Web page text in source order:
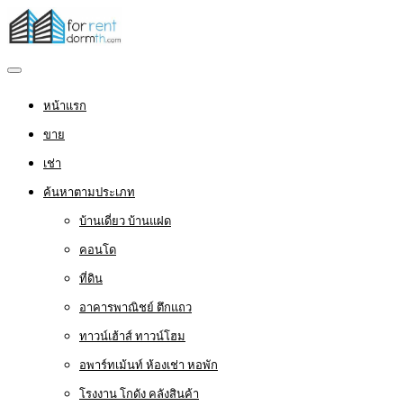
หน้าแรก
ขาย
เช่า
ค้นหาตามประเภท
บ้านเดี่ยว บ้านแฝด
คอนโด
ที่ดิน
อาคารพาณิชย์ ตึกแถว
ทาวน์เฮ้าส์ ทาวน์โฮม
อพาร์ทเม้นท์ ห้องเช่า หอพัก
โรงงาน โกดัง คลังสินค้า